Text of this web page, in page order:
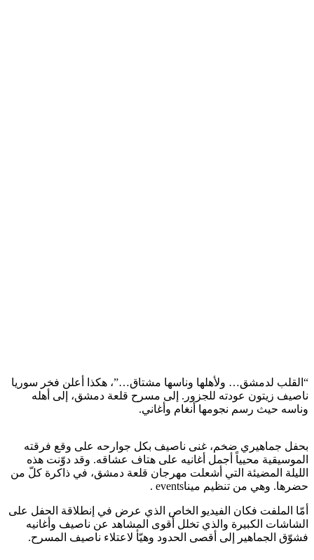
“القلب لدمشق… ولأهلها وناسها مشتاق…”، هكذا أعلن فخر سوريا
ناصيف زيتون عودته للجزور. إلى مسرح قلعة دمشق، إلى أهله
وناسه حيث رسم نجومها أنغام وأغاني.
بحفل جماهيري ضخم، غنى ناصيف بكل جوارحه على وقع فرقته
الموسيقية محيياً أجمل أغانيه على هتاف عشاقه. وقد دوّنت هذه
الليلة المضيئة التي أشعلت مهرجان قلعة دمشق، في ذاكرة كلّ من
حضرها. وهي من تنظيم ميناevents .
أمّا الملفت فكان الفيديو الخاص الذي عرض في إنطلاقة الحفل على
الشاشات الكبيرة والذي تخلل أقوى المشاهد عن ناصيف وأغانيه
فشوّق الجماهير إلى أقصى الحدود وهيّأ لاعتلاء ناصيف المسرح.